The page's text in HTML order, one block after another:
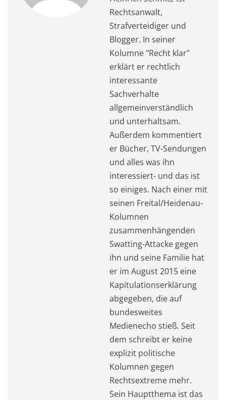
Rechtsanwalt,
Strafverteidiger und
Blogger. In seiner
Kolumne "Recht klar"
erklärt er rechtlich
interessante
Sachverhalte
allgemeinverständlich
und unterhaltsam.
Außerdem kommentiert
er Bücher, TV-Sendungen
und alles was ihn
interessiert- und das ist
so einiges. Nach einer mit
seinen Freital/Heidenau-
Kolumnen
zusammenhängenden
Swatting-Attacke gegen
ihn und seine Familie hat
er im August 2015 eine
Kapitulationserklärung
abgegeben, die auf
bundesweites
Medienecho stieß. Seit
dem schreibt er keine
explizit politische
Kolumnen gegen
Rechtsextreme mehr.
Sein Hauptthema ist das